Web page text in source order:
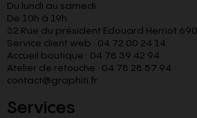
Du lundi au samedi
De 10h à 19h
32 Rue du président Edouard Herriot
Service client web : 04 72 00 24 14
Accueil boutique : 04 78 39 42 94
Atelier de retouche : 04 78 28 57 94
contact@graphiti.fr
Services